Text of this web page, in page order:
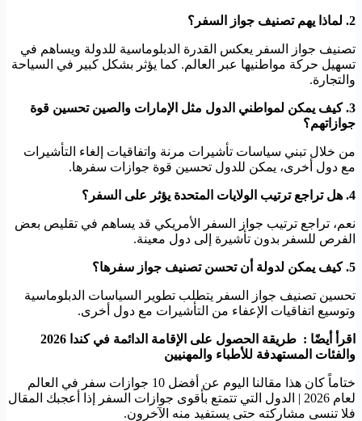
2. لماذا يهم تصنيف جواز السفر؟
تصنيف جواز السفر يعكس القدرة الدبلوماسية للدولة ويساهم في
تسهيل حركة مواطنيها عبر العالم. كما يؤثر بشكل كبير في السياحة
والتجارة.
3. كيف يمكن لمواطني الدول مثل الإمارات والصين تحسين قوة
جوازاتهم؟
من خلال تبني سياسات تأشيرات مرنة واتفاقيات إلغاء التأشيرات
مع دول أخرى، يمكن للدول تحسين قوة جوازات سفرها.
4. هل تراجع ترتيب الولايات المتحدة يؤثر على السفر؟
نعم، تراجع ترتيب جواز السفر الأمريكي قد يساهم في تقليص بعض
الفرص للسفر بدون تأشيرة إلى دول معينة.
5. كيف يمكن لدولة أن تحسن تصنيف جواز سفرها؟
تحسين تصنيف جواز السفر يتطلب تطوير السياسات الدبلوماسية
وتوسيع اتفاقيات الإعفاء من التأشيرات مع دول أخرى.
اقرأ أيضًا : طريقة الحصول على الإقامة الدائمة في كندا 2026
والفئات المستهدفة للأطباء والمهنيين
ختاماً كان هذا مقالنا اليوم عن أفضل 10 جوازات سفر في العالم
لعام 2026 | الدول التي تتمتع بأقوى جوازات السفر إذا أعجبك المقال
فلا تنسى مشاركته حتى يستفيد منه الآخرون.